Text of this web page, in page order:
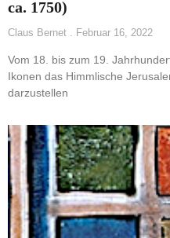
ca. 1750)
Claus Bernet Februar 16, 2022
Vom 18. bis zum 19.
Ikonen das Himmlische
darzustellen